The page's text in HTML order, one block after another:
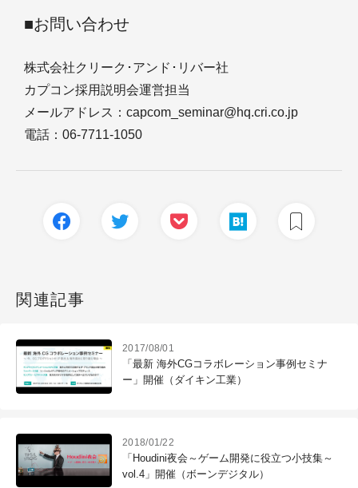
■お問い合わせ
株式会社クリーク･アンド･リバー社
カプコン採用説明会運営担当
メールアドレス：capcom_seminar@hq.cri.co.jp
電話：06-7711-1050
関連記事
2017/08/01
「最新 海外CGコラボレーション事例セミナ
ー」開催（ダイキン工業）
2018/01/22
「Houdini夜会～ゲーム開発に役立つ小技集～
vol.4」開催（ボーンデジタル）